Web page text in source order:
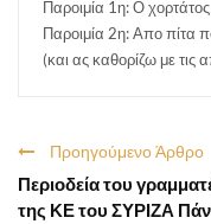
Παροιμία 1η: Ο
Παροιμία 2η: Απο πίτα
(και ας καθορίζω με τις
Προηγούμενο Άρθρο
Περιοδεία του
της ΚΕ του ΣΥΡΙΖΑ